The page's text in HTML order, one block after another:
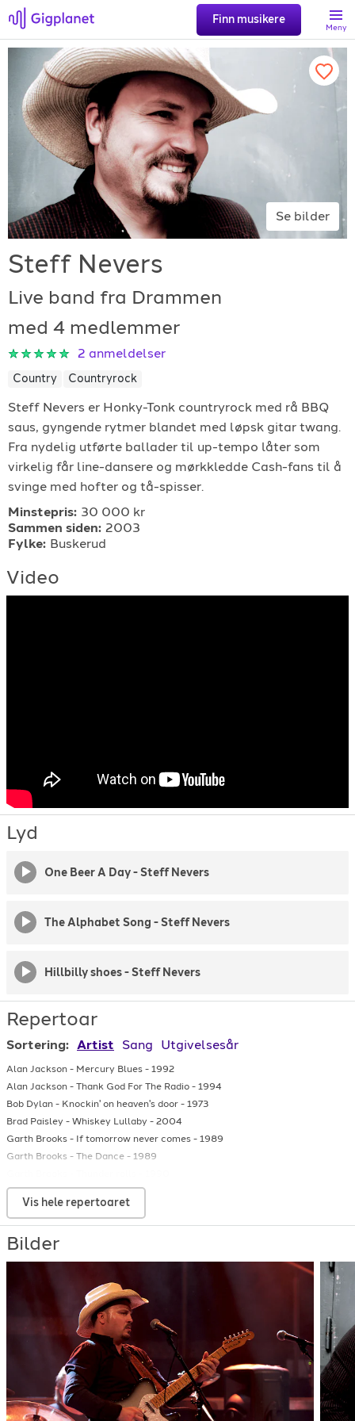
Finn musikere
Meny
Søk
Favoritter
Logg inn
Registrer artist
Gigplanet
For arrangører
For musiker
Support
Se bilder
Steff Nevers
Live band fra Drammen
med 4 medlemmer
2 anmeldelser
Country Countryrock
Steff Nevers er Honky-Tonk countryrock med rå BBQ
saus, gyngende rytmer blandet med løpsk gitar twang.
Fra nydelig utførte ballader til up-tempo låter som
virkelig får line-dansere og mørkkledde Cash-fans til å
svinge med hofter og tå-spisser.
Minstepris: 30 000 kr
Sammen siden: 2003
Fylke: Buskerud
Video
Lyd
One Beer A Day - Steff Nevers
The Alphabet Song - Steff Nevers
Hillbilly shoes - Steff Nevers
Repertoar
Sortering: Artist Sang Utgivelsesår
Alan Jackson - Mercury Blues - 1992
Alan Jackson - Thank God For The Radio - 1994
Bob Dylan - Knockin' on heaven's door - 1973
Brad Paisley - Whiskey Lullaby - 2004
Garth Brooks - If tomorrow never comes - 1989
Garth Brooks - The Dance - 1989
Hank Williams-Honky Tonk Blues
John Denver - Country roads
Johnny Cash-Folsom prison blues-1957
Johnny Cash/Depeche Mode
Kenny Rogers-The Gambler-1978
Merle Haggard
Ramblin' Fever
-Workin' Man Blues
Steff Nevers
300 Horses-
2011
Bayou Girl-2011
Steff Nevers-Closest To My Heart -
2009
Steff Nevers-Don't Touch My Willie-2015
Steff Nevers- Hard Liqour, Cold Women, Warm Beer -
Steff Nevers-He's Not Here Saloon-2010
Vis hele repertoaret
Bilder